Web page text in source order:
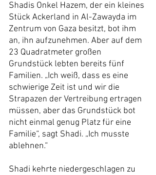
Shadis Onkel Hazem, der ein kleines
Stück Ackerland in Al-Zawayda im
Zentrum von Gaza besitzt, bot ihm
an, ihn aufzunehmen. Aber auf dem
23 Quadratmeter großen
Grundstück lebten bereits fünf
Familien. „Ich weiß, dass es eine
schwierige Zeit ist und wir die
Strapazen der Vertreibung ertragen
müssen, aber das Grundstück bot
nicht einmal genug Platz für eine
Familie“, sagt Shadi. „Ich musste
ablehnen.“
Shadi kehrte niedergeschlagen zu